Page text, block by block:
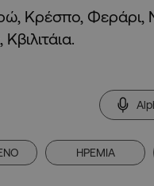
Κρέσπο, Φεράρι,
ΗΡΕΜΙΑ